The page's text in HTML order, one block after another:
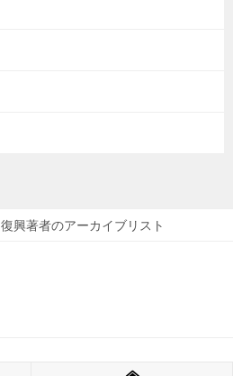
復興著者のアーカイブリスト